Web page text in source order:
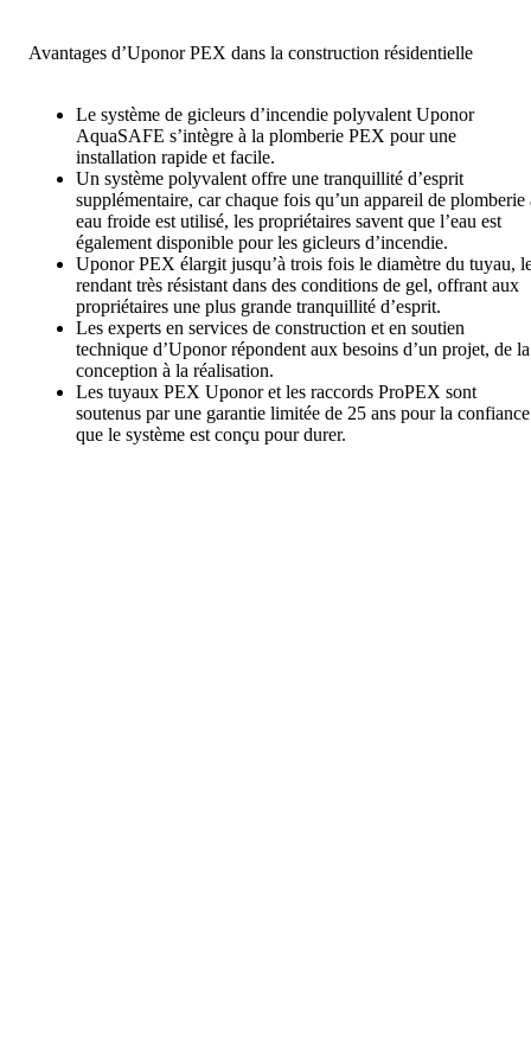
Avantages d’Uponor PEX dans la construction résidentielle
Le système de gicleurs d’incendie polyvalent Uponor
AquaSAFE s’intègre à la plomberie PEX pour une
installation rapide et facile.
Un système polyvalent offre une tranquillité d’esprit
supplémentaire, car chaque fois qu’un appareil de plomberie
eau froide est utilisé, les propriétaires savent que l’eau est
également disponible pour les gicleurs d’incendie.
Uponor PEX élargit jusqu’à trois fois le diamètre du tuyau,
rendant très résistant dans des conditions de gel, offrant aux
propriétaires une plus grande tranquillité d’esprit.
Les experts en services de construction et en soutien
technique d’Uponor répondent aux besoins d’un projet, de la
conception à la réalisation.
Les tuyaux PEX Uponor et les raccords ProPEX sont
soutenus par une garantie limitée de 25 ans pour la confiance
que le système est conçu pour durer.